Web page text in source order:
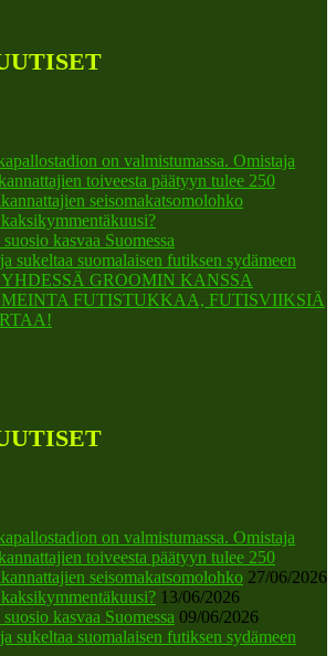
on valmistumassa. Omistaja
toiveesta päätyyn tulee 250
seisomakatsomolohko
kasvaa Suomessa
sukeltaa suomalaisen futiksen sydämeen
GROOMIN KANSSA
FUTISTUKKAA, FUTISVIIKSIÄ
on valmistumassa. Omistaja
toiveesta päätyyn tulee 250
seisomakatsomolohko 27/06/2026
13/06/2026
kasvaa Suomessa 09/06/2026
sukeltaa suomalaisen futiksen sydämeen